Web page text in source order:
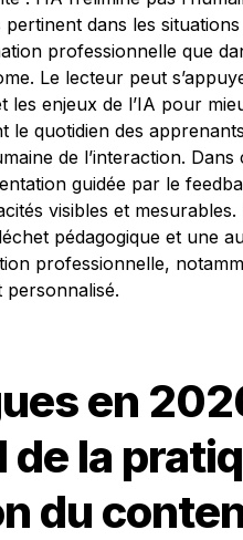
dans les
professionnelle que
Le lecteur peut
les enjeux de l’IA pour
le quotidien des
de l’interaction.
guidée par le
visibles et
pédagogique et une
professionnelle,
en
la
du